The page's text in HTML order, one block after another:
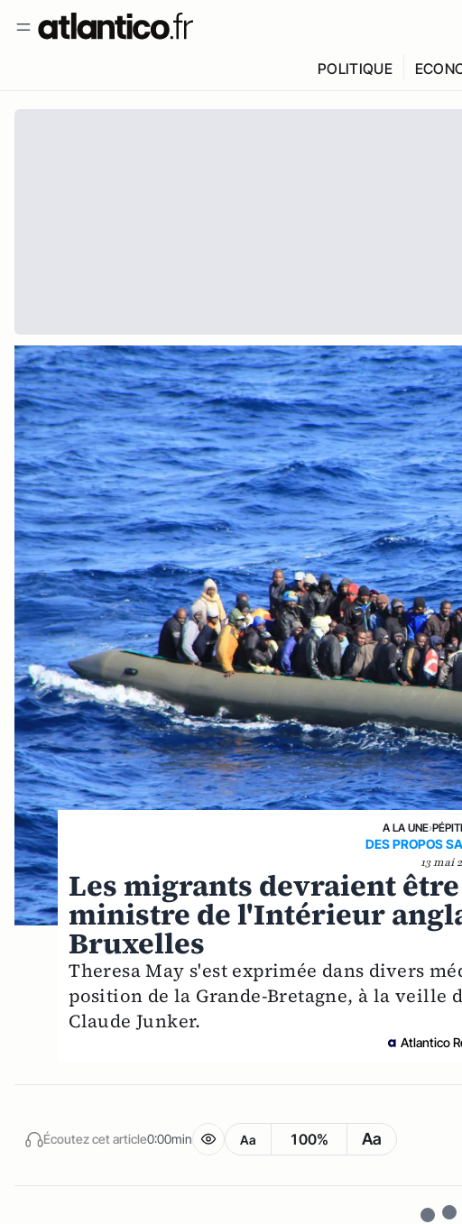
POLITIQUE
A LA UNE›
DES PROPOS
13 mai
Les migrants devraient
ministre de l'Intérieur
Bruxelles
Theresa May s'est exprimée dans divers
position de la Grande-Bretagne, à la veille
Claude Junker.
Atlantico
Écoutez cet article0:00min Aa 100% Aa